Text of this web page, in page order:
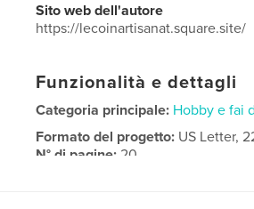
Sito web dell'autore
https://lecoinartisanat.square.site/
Funzionalità e dettagli
Categoria principale: Hobby e fai
Formato del progetto: US Letter,
N° di pagine: 20